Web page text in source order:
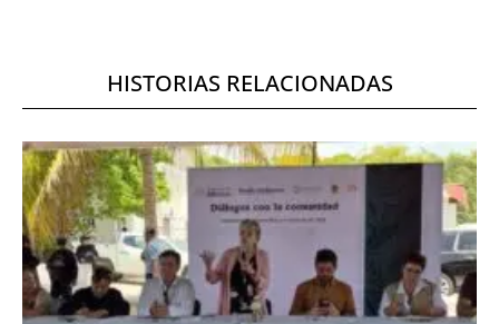
HISTORIAS RELACIONADAS